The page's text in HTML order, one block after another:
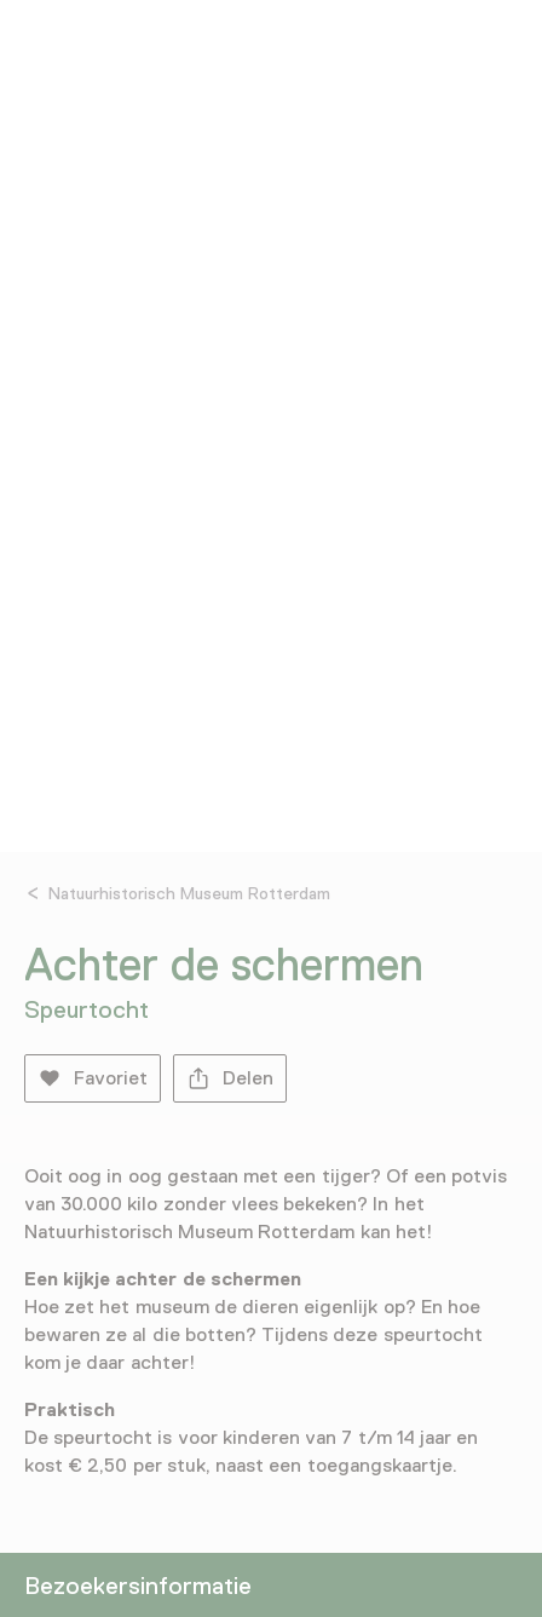
Natuurhistorisch Museum Rotterdam
Achter de schermen
Speurtocht
Favoriet Delen
Ooit oog in oog gestaan met een tijger? Of een potvis
van 30.000 kilo zonder vlees bekeken? In het
Natuurhistorisch Museum Rotterdam kan het!
Een kijkje achter de schermen
Hoe zet het museum de dieren eigenlijk op? En hoe
bewaren ze al die botten? Tijdens deze speurtocht
kom je daar achter!
Praktisch
De speurtocht is voor kinderen van 7 t/m 14 jaar en
kost € 2,50 per stuk, naast een toegangskaartje.
Bezoekersinformatie